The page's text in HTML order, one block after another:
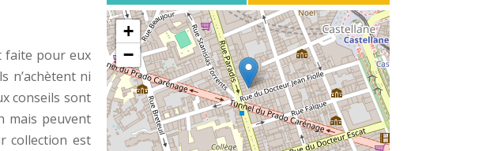
faite pour eux
n’achètent ni
conseils sont
mais peuvent
collection est
+
−